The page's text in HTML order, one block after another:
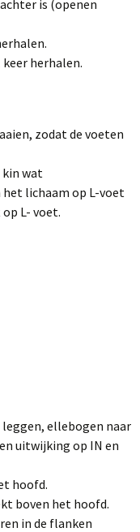
is (openen
herhalen.
zodat de voeten
kin wat
het lichaam op L-voet
L- voet.
ellebogen naar
uitwijking op IN en
hoofd.
boven het hoofd.
in de flanken